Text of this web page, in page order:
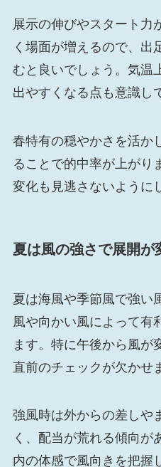
展示の伸びやスタート力
く場面が増えるので、出
むと良いでしょう。気温
出やすくなる点も意識し
春特有の穏やかさを活か
ることで的中率が上がり
変化も見逃さないように
夏は風の強さで展開が
夏は海風や季節風で強い
風や向かい風によって有
ます。特に午後から風が
直前のチェックが欠かせ
強風時は外からの差しや
く、配当が荒れる傾向が
内の体感で風向きを把握